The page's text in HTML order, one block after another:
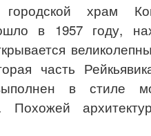
храм
в 1957 году,
часть
в стиле
Похожей